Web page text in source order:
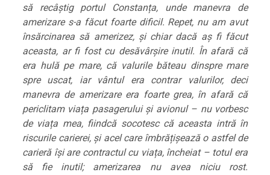
să recâștig portul Constanța, unde manevra de
amerizare s-a făcut foarte dificil. Repet, nu am avut
însărcinarea să amerizez, și chiar dacă aș fi făcut
aceasta, ar fi fost cu desăvârșire inutil. În afară că
era hulă pe mare, că valurile băteau dinspre mare
spre uscat, iar vântul era contrar valurilor, deci
manevra de amerizare era foarte grea, în afară că
periclitam viața pasagerului și avionul – nu vorbesc
de viața mea, fiindcă socotesc că aceasta intră în
riscurile carierei, și acel care îmbrățișează o astfel de
carieră își are contractul cu viața, încheiat – totul era
să fie inutil; amerizarea nu avea niciu rost.